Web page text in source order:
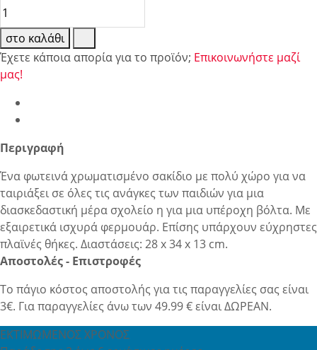
στο καλάθι
Έχετε κάποια απορία για το προϊόν; Επικοινωνήστε μαζί
μας!
Περιγραφή
Ένα φωτεινά χρωματισμένο σακίδιο με πολύ χώρο για να
ταιριάξει σε όλες τις ανάγκες των παιδιών για μια
διασκεδαστική μέρα σχολείο η για μια υπέροχη βόλτα. Με
εξαιρετικά ισχυρά φερμουάρ. Επίσης υπάρχουν εύχρηστες
πλαϊνές θήκες. Διαστάσεις: 28 x 34 x 13 cm.
Αποστολές - Επιστροφές
Το πάγιο κόστος αποστολής για τις παραγγελίες σας είναι
3€. Για παραγγελίες άνω των 49.99 € είναι ΔΩΡΕΑΝ.
ΕΚΤΙΜΩΜΕΝΟΣ ΧΡΟΝΟΣ